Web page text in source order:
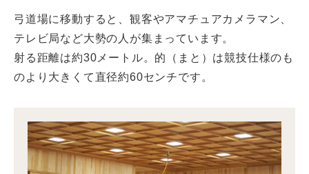
弓道場に移動すると、観客やアマチュアカメラマン、
テレビ局など大勢の人が集まっています。
射る距離は約30メートル。的（まと）は競技仕様のも
のより大きくて直径約60センチです。